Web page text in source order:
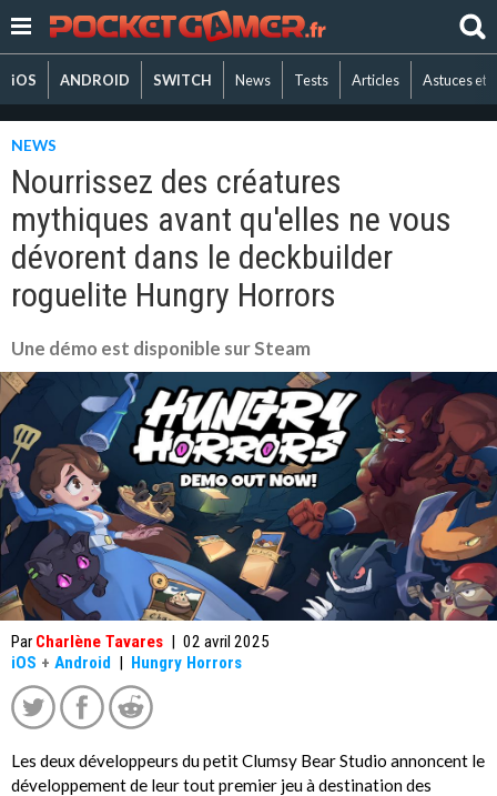
iOS ANDROID SWITCH News Tests Articles Astuces et
NEWS
Nourrissez des créatures
mythiques avant qu'elles ne vous
dévorent dans le deckbuilder
roguelite Hungry Horrors
Une démo est disponible sur Steam
Par Charlène Tavares | 02 avril 2025
iOS + Android | Hungry Horrors
Les deux développeurs du petit Clumsy Bear Studio annoncent le
développement de leur tout premier jeu à destination des